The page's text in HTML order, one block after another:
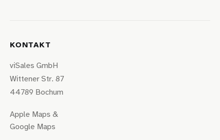
KONTAKT
viSales GmbH
Wittener Str. 87
44789 Bochum
Apple Maps &
Google Maps